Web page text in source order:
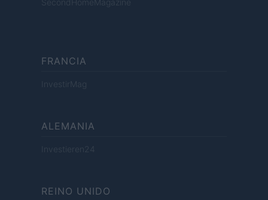
SecondHomeMagazine
FRANCIA
InvestirMag
ALEMANIA
Investieren24
REINO UNIDO